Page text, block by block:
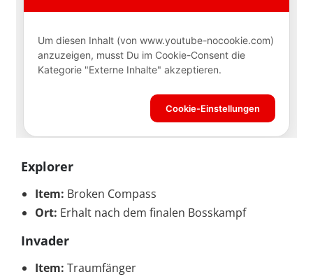
Explorer
Item: Broken Compass
Ort: Erhalt nach dem finalen Bosskampf
Invader
Item: Traumfänger